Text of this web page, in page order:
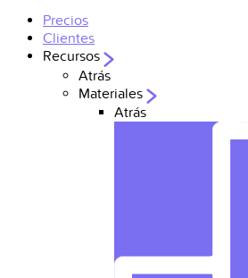
Precios
Clientes
Recursos
Atrás
Materiales
Atrás